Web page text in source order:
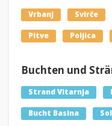
Vrbanj Svirče
Pitve Poljica
Buchten und
Strand Vitarnja
Bucht Basina